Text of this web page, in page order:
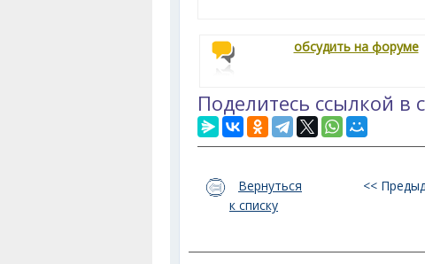
обсудить на форуме
Поделитесь ссылкой в
Вернуться
к списку
<<